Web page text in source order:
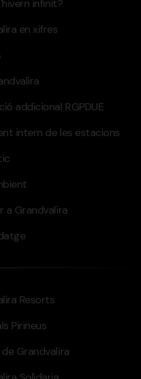
infinit?
en xifres
addicional RGPDUE
intern de les estacions
a Grandvalira
Resorts
Pirineus
Grandvalira